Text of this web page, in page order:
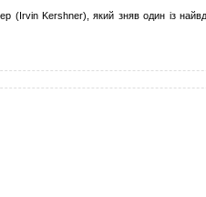
Kershner), який зняв один із